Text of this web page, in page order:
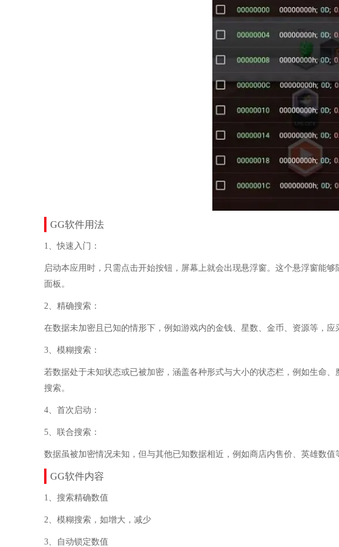
GG软件用法
1、快速入门：
启动本应用时，只需点击开始按钮，屏幕上就会出现悬浮窗。这个悬浮窗能
面板。
2、精确搜索：
在数据未加密且已知的情形下，例如游戏内的金钱、星数、金币、资源等，应
3、模糊搜索：
若数据处于未知状态或已被加密，涵盖各种形式与大小的状态栏，例如生命
搜索。
4、首次启动：
5、联合搜索：
数据虽被加密情况未知，但与其他已知数据相近，例如商店内售价、英雄数值
GG软件内容
1、搜索精确数值
2、模糊搜索，如增大，减少
3、自动锁定数值